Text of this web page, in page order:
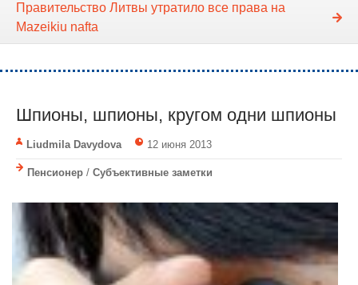
Правительство Литвы утратило все права на
Mazeikiu nafta
Шпионы, шпионы, кругом одни шпионы
Liudmila Davydova 12 июня 2013
Пенсионер / Субъективные заметки